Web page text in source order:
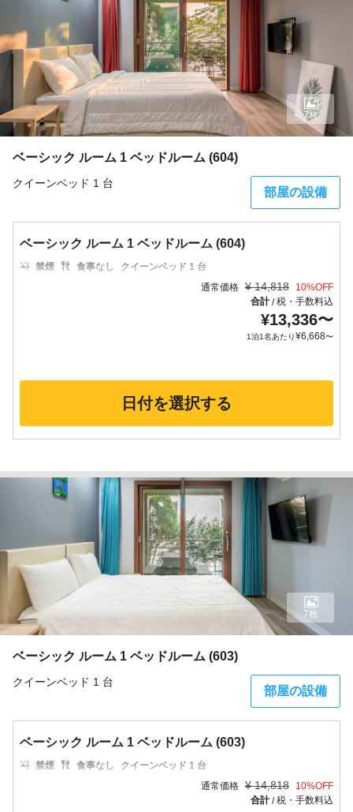
ベーシック ルーム 1 ベッドルーム (604)
クイーンベッド 1 台
部屋の設備
7枚
ベーシック ルーム 1 ベッドルーム (604)
禁煙 食事なし
クイーンベッド 1 台
通常価格 ¥ 14,818 10%OFF
合計/税・手数料込
¥13,336〜
1泊1名あたり¥6,668〜
日付を選択する
ベーシック ルーム 1 ベッドルーム (603)
クイーンベッド 1 台
部屋の設備
7枚
ベーシック ルーム 1 ベッドルーム (603)
禁煙 食事なし
クイーンベッド 1 台
通常価格 ¥ 14,818 10%OFF
合計/税・手数料込